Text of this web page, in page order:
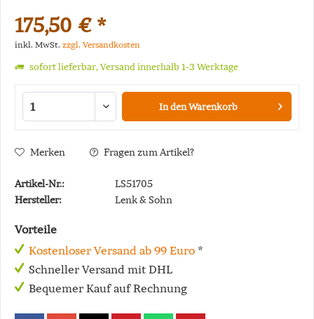
175,50 € *
inkl. MwSt. zzgl. Versandkosten
sofort lieferbar, Versand innerhalb 1-3 Werktage
In denWarenkorb
Merken Fragen zum Artikel?
Artikel-Nr.:
LS51705
Hersteller:
Lenk & Sohn
Vorteile
Kostenloser Versand ab 99 Euro *
Schneller Versand mit DHL
Bequemer Kauf auf Rechnung